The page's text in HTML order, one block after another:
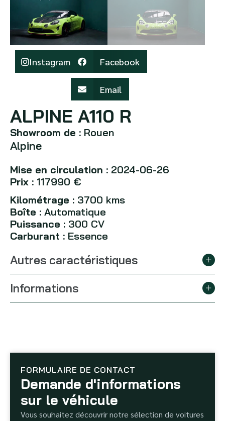
Instagram Facebook
Email
ALPINE A110 R
Showroom de : Rouen
Alpine
Mise en circulation : 2024-06-26
Prix : 117990 €
Kilométrage : 3700 kms
Boîte : Automatique
Puissance : 300 CV
Carburant : Essence
Autres caractéristiques
Informations
FORMULAIRE DE CONTACT
Demande d'informations
sur le véhicule
Vous souhaitez découvrir notre sélection de voitures